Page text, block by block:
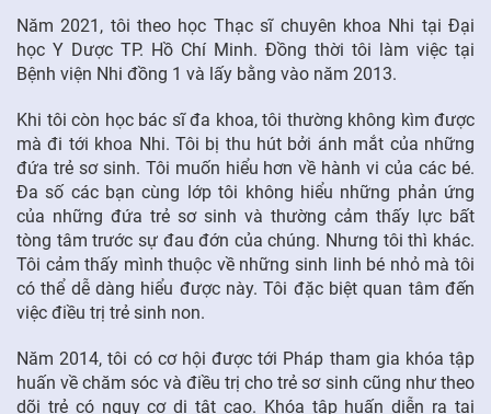
Năm 2021, tôi theo học Thạc sĩ chuyên khoa Nhi tại Đại
học Y Dược TP. Hồ Chí Minh. Đồng thời tôi làm việc tại
Bệnh viện Nhi đồng 1 và lấy bằng vào năm 2013.
Khi tôi còn học bác sĩ đa khoa, tôi thường không kìm được
mà đi tới khoa Nhi. Tôi bị thu hút bởi ánh mắt của những
đứa trẻ sơ sinh. Tôi muốn hiểu hơn về hành vi của các bé.
Đa số các bạn cùng lớp tôi không hiểu những phản ứng
của những đứa trẻ sơ sinh và thường cảm thấy lực bất
tòng tâm trước sự đau đớn của chúng. Nhưng tôi thì khác.
Tôi cảm thấy mình thuộc về những sinh linh bé nhỏ mà tôi
có thể dễ dàng hiểu được này. Tôi đặc biệt quan tâm đến
việc điều trị trẻ sinh non.
Năm 2014, tôi có cơ hội được tới Pháp tham gia khóa tập
huấn về chăm sóc và điều trị cho trẻ sơ sinh cũng như theo
dõi trẻ có nguy cơ dị tật cao. Khóa tập huấn diễn ra tại